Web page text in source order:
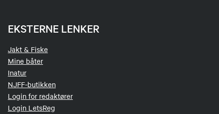
EKSTERNE LENKER
Jakt & Fiske
Mine båter
Inatur
NJFF-butikken
Login for redaktører
Login LetsReg